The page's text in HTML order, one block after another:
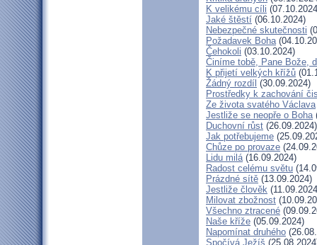
K velikému cíli
Jaké štěstí (06.10.2024)
Nebezpečné skutečnosti
Požadavek Boha
Čehokoli (03.10.2024)
Činíme tobě, Pane Bože,
K přijetí velkých křížů
Žádný rozdíl (30.09.2024)
Prostředky k zachování
Ze života svatého Václava
Jestliže se neopře o Boha
Duchovní růst (26.09.2024)
Jak potřebujeme
Chůze po provaze
Lidu milá(16.09.2024)
Radost celému světu
Prázdné sítě (13.09.2024)
Jestliže člověk
Milovat zbožnost
Všechno ztracené
Naše kříže (05.09.2024)
Napomínat druhého
Spočívá Ježíš